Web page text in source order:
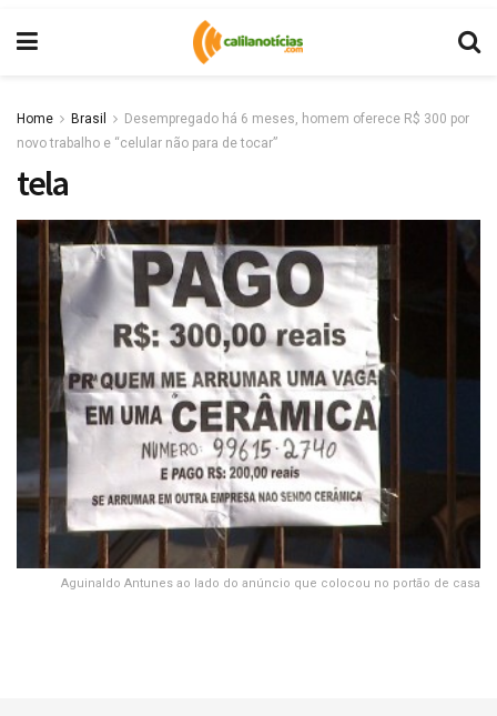
Home Brasil
Desempregado há 6 meses, homem oferece R$ 300 por
novo trabalho e “celular não para de tocar”
tela
Aguinaldo Antunes ao lado do anúncio que colocou no portão de casa